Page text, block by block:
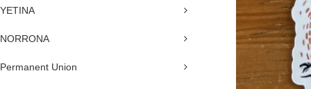
YETINA
NORRONA
Permanent Union